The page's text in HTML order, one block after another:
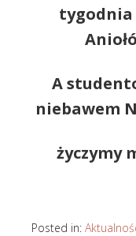
tygodnia
A
niebawem
życzymy
Posted in: